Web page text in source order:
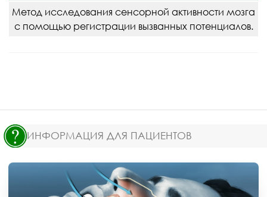
Метод исследования сенсорной активности мозга
с помощью регистрации вызванных потенциалов.
ИНФОРМАЦИЯ ДЛЯ ПАЦИЕНТОВ